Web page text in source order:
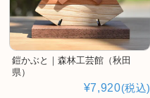
鎧かぶと｜森林工芸館（秋田
県）
¥7,920(税込)